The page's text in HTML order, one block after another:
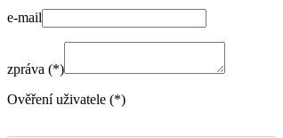
e-mail
zpráva (*)
Ověření uživatele (*)